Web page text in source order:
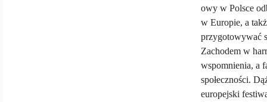
owy w Polsce
w Europie, a
przygotowywać
Zachodem w
wspomnienia, a
społeczności.
europejski